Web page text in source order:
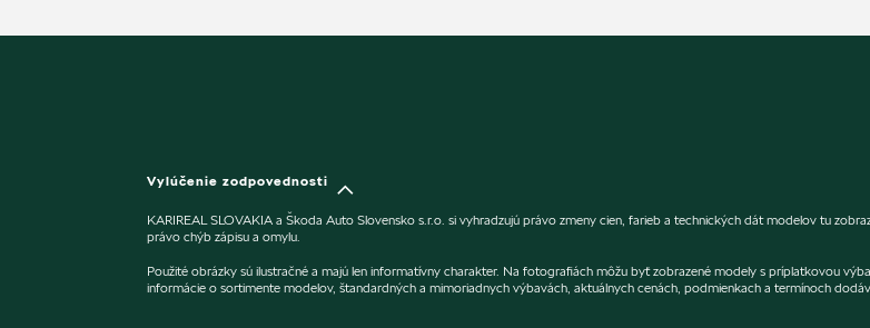
Vylúčenie zodpovednosti
KARIREAL SLOVAKIA a Škoda Auto Slovensko s.r.o. si vyhradzujú právo zmeny cien, farieb a technických dát modelov tu
právo chýb zápisu a omylu.
Použité obrázky sú ilustračné a majú len informatívny charakter. Na fotografiách môžu byť zobrazené modely s príplatkovou
informácie o sortimente modelov, štandardných a mimoriadnych výbavách, aktuálnych cenách, podmienkach a termínoch